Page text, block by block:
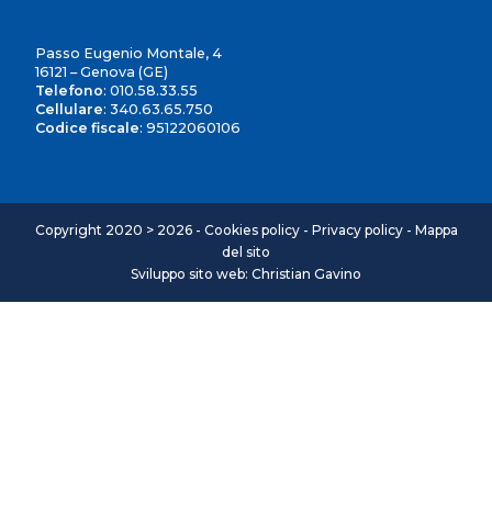
Passo Eugenio Montale, 4
16121 – Genova (GE)
Telefono:010.58.33.55
Cellulare:340.63.65.750
Codice fiscale: 95122060106
Copyright 2020 > 2026 - Cookies policy- Privacy policy- Mappa
del sito
Sviluppo sito web: Christian Gavino